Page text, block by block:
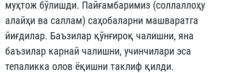
муҳтож бўлишди. Пайғамбаримиз (соллаллоҳу
алайҳи ва саллам) саҳобаларни машваратга
йиғдилар. Баъзилар қўнғироқ чалишни, яна
баъзилар карнай чалишни, учинчилари эса
тепаликка олов ёқишни таклиф қилди.